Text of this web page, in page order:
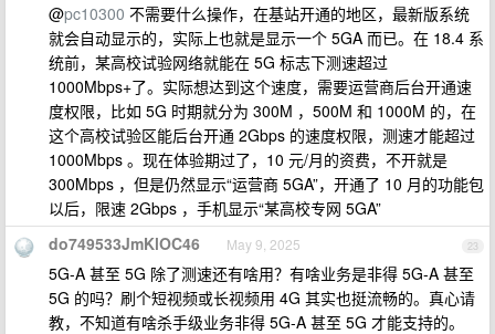
@pc10300 不需要什么操作，在基站开通的地区，最新版系统
就会自动显示的，实际上也就是显示一个 5GA 而已。在 18.4 系
统前，某高校试验网络就能在 5G 标志下测速超过
1000Mbps+了。实际想达到这个速度，需要运营商后台开通速
度权限，比如 5G 时期就分为 300M ，500M 和 1000M 的，在
这个高校试验区能后台开通 2Gbps 的速度权限，测速才能超过
1000Mbps 。现在体验期过了，10 元/月的资费，不开就是
300Mbps ，但是仍然显示“运营商 5GA”，开通了 10 月的功能包
以后，限速 2Gbps ，手机显示“某高校专网 5GA”
23
do749533JmKlOC46 May 9, 2025
5G-A 甚至 5G 除了测速还有啥用？有啥业务是非得 5G-A 甚至
5G 的吗？刷个短视频或长视频用 4G 其实也挺流畅的。真心请
教，不知道有啥杀手级业务非得 5G-A 甚至 5G 才能支持的。